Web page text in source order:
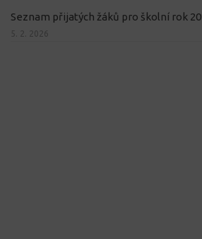
Seznam přijatých žáků pro školní rok
5. 2. 2026